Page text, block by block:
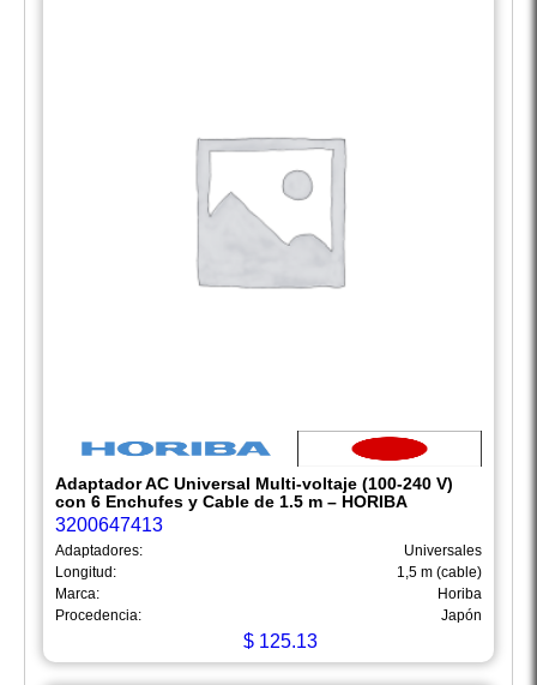
Adaptador AC Universal Multi-voltaje (100-240 V)
con 6 Enchufes y Cable de 1.5 m – HORIBA
3200647413
Adaptadores:
Universales
Longitud:
1,5 m (cable)
Marca:
Horiba
Procedencia:
Japón
$ 125.13